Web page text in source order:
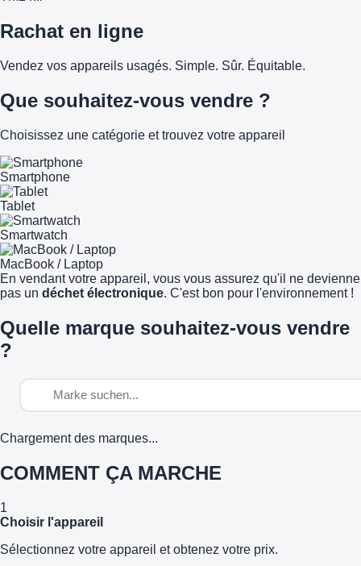
Rachat en ligne
Vendez vos appareils usagés. Simple. Sûr. Équitable.
Que souhaitez-vous vendre ?
Choisissez une catégorie et trouvez votre appareil
Smartphone
Tablet
Smartwatch
MacBook / Laptop
En vendant votre appareil, vous vous assurez qu'il ne devienne
pas un déchet électronique. C'est bon pour l'environnement !
Quelle marque souhaitez-vous vendre
?
Chargement des marques...
COMMENT ÇA MARCHE
1
Choisir l'appareil
Sélectionnez votre appareil et obtenez votre prix.